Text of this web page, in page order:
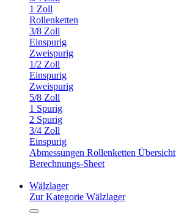
1 Zoll
Rollenketten
3/8 Zoll
Einspurig
Zweispurig
1/2 Zoll
Einspurig
Zweispurig
5/8 Zoll
1 Spurig
2 Spurig
3/4 Zoll
Einspurig
Abmessungen Rollenketten Übersicht
Berechnungs-Sheet
Wälzlager
Zur Kategorie Wälzlager